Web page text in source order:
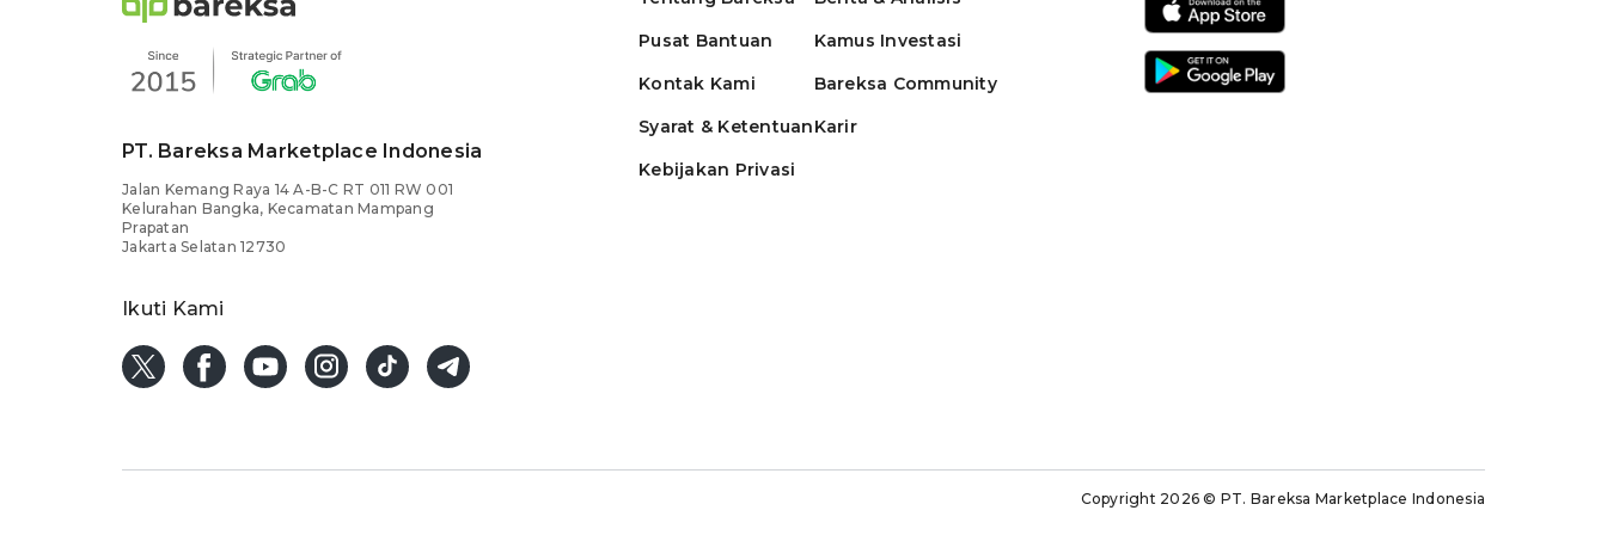
PT. Bareksa Marketplace Indonesia
Jalan Kemang Raya 14 A-B-C RT 011 RW 001
Kelurahan Bangka, Kecamatan Mampang
Prapatan
Jakarta Selatan 12730
Ikuti Kami
Pusat Bantuan
Kontak Kami
Syarat & Ketentuan
Kebijakan Privasi
Kamus Investasi
Bareksa Community
Karir
Copyright 2026© PT. Bareksa Marketplace Indonesia